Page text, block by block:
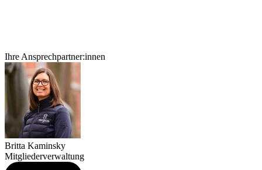
Ihre Ansprechpartner:innen
Britta Kaminsky
Mitgliederverwaltung